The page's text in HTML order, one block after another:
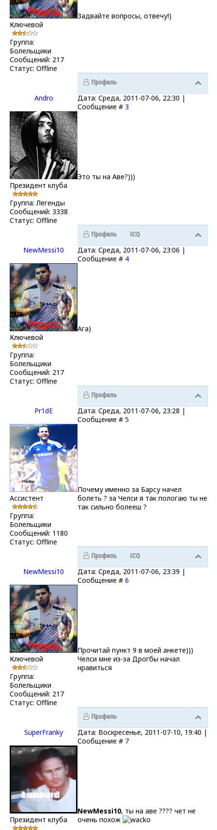
Ключевой
Группа:
Болельщики
Сообщений: 217
Статус: Offline
Задвайте вопросы, отвечу!)
Andro
Дата: Среда, 2011-07-06, 22:30 |
Сообщение # 3
Президент клуба
Группа: Легенды
Сообщений: 3338
Статус: Offline
Это ты на Аве?)))
NewMessi10
Дата: Среда, 2011-07-06, 23:06 |
Сообщение # 4
Ключевой
Группа:
Болельщики
Сообщений: 217
Статус: Offline
Ага)
Pr1dE
Дата: Среда, 2011-07-06, 23:28 |
Сообщение # 5
Ассистент
Группа:
Болельщики
Сообщений: 1180
Статус: Offline
Почему именно за Барсу начел
болеть ? за Челси я так пологаю ты не
так сильно болееш ?
NewMessi10
Дата: Среда, 2011-07-06, 23:39 |
Сообщение # 6
Ключевой
Группа:
Болельщики
Сообщений: 217
Статус: Offline
Прочитай пункт 9 в моей анкете)))
Челси мне из-за Дрогбы начал
нравиться
SuperFranky
Дата: Воскресенье, 2011-07-10, 19:40 |
Сообщение # 7
Президент клуба
NewMessi10, ты на аве ???? чет не
очень похож